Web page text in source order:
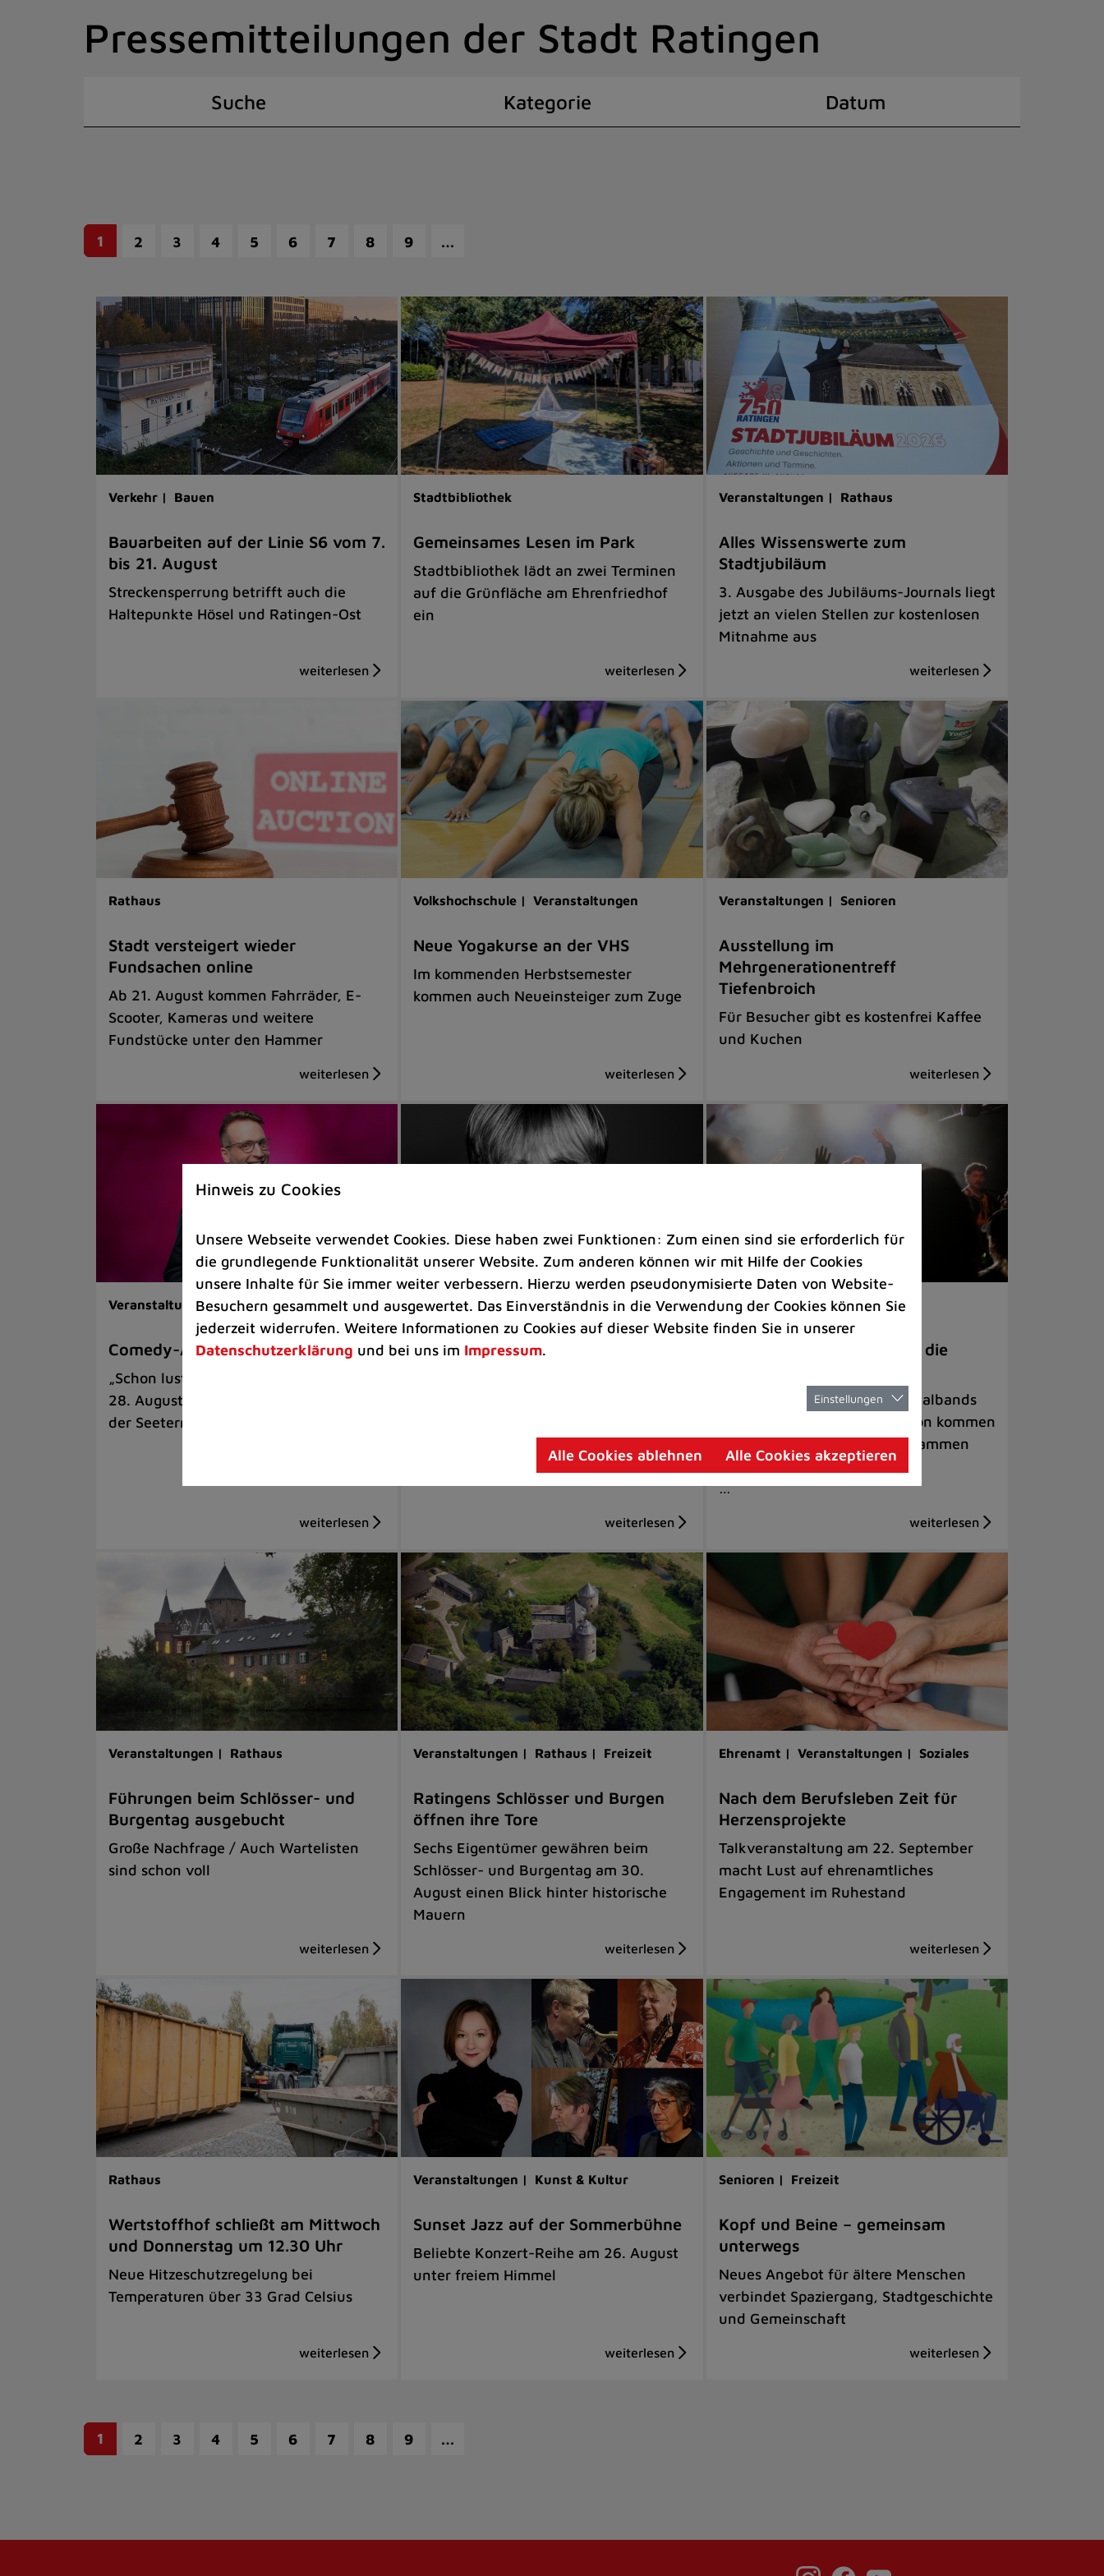
Pressemitteilungen der Stadt Ratingen
Suche Kategorie Datum
1 2 3 4 5 6 7 8 9 …
Verkehr | Bauen
Bauarbeiten auf der Linie S6 vom 7.
bis 21. August
Streckensperrung betrifft auch die
Haltepunkte Hösel und Ratingen-Ost
Stadtbibliothek
Gemeinsames Lesen im Park
Stadtbibliothek lädt an zwei Terminen
auf die Grünfläche am Ehrenfriedhof
ein
Veranstaltungen | Rathaus
Alles Wissenswerte zum
Stadtjubiläum
3. Ausgabe des Jubiläums-Journals liegt
jetzt an vielen Stellen zur kostenlosen
Mitnahme aus
Rathaus
Stadt versteigert wieder
Fundsachen online
Ab 21. August kommen Fahrräder, E-
Scooter, Kameras und weitere
Fundstücke unter den Hammer
Volkshochschule | Veranstaltungen
Neue Yogakurse an der VHS
Im kommenden Herbstsemester
kommen auch Neueinsteiger zum Zuge
Veranstaltungen | Senioren
Ausstellung im
Mehrgenerationentreff
Tiefenbroich
Für Besucher gibt es kostenfrei Kaffee
und Kuchen
Veranstaltungen | Kunst & Kultur
Comedy-Abend mit Benni Stark
„Schon lustig, wenn’s witzig ist!“ am
28. August auf der Sommerbühne an
der Seeterrasse
Veranstaltungen
Kultkicker Ansgar Brinkmann
Veranstaltungen
„Manege Madness“ bringt die
Internationale Rock- und Metalbands
und starke Acts aus der Region kommen
am 17. Oktober in Lintorf zusammen
…
Veranstaltungen | Rathaus
Führungen beim Schlösser- und
Burgentag ausgebucht
Große Nachfrage / Auch Wartelisten
sind schon voll
Veranstaltungen | Rathaus | Freizeit
Ratingens Schlösser und Burgen
öffnen ihre Tore
Sechs Eigentümer gewähren beim
Schlösser- und Burgentag am 30.
August einen Blick hinter historische
Mauern
Ehrenamt | Veranstaltungen | Soziales
Nach dem Berufsleben Zeit für
Herzensprojekte
Talkveranstaltung am 22. September
macht Lust auf ehrenamtliches
Engagement im Ruhestand
Rathaus
Wertstoffhof schließt am Mittwoch
und Donnerstag um 12.30 Uhr
Neue Hitzeschutzregelung bei
Temperaturen über 33 Grad Celsius
Veranstaltungen | Kunst & Kultur
Sunset Jazz auf der Sommerbühne
Beliebte Konzert-Reihe am 26. August
unter freiem Himmel
Senioren | Freizeit
Kopf und Beine – gemeinsam
unterwegs
Neues Angebot für ältere Menschen
verbindet Spaziergang, Stadtgeschichte
und Gemeinschaft
1 2 3 4 5 6 7 8 9 …
Hinweis zu Cookies
Unsere Webseite verwendet Cookies. Diese haben zwei Funktionen: Zum einen sind sie erforderlich für
die grundlegende Funktionalität unserer Website. Zum anderen können wir mit Hilfe der Cookies
unsere Inhalte für Sie immer weiter verbessern. Hierzu werden pseudonymisierte Daten von Website-
Besuchern gesammelt und ausgewertet. Das Einverständnis in die Verwendung der Cookies können Sie
jederzeit widerrufen. Weitere Informationen zu Cookies auf dieser Website finden Sie in unserer
Datenschutzerklärung und bei uns im Impressum.
Einstellungen
Alle Cookies ablehnen Alle Cookies akzeptieren